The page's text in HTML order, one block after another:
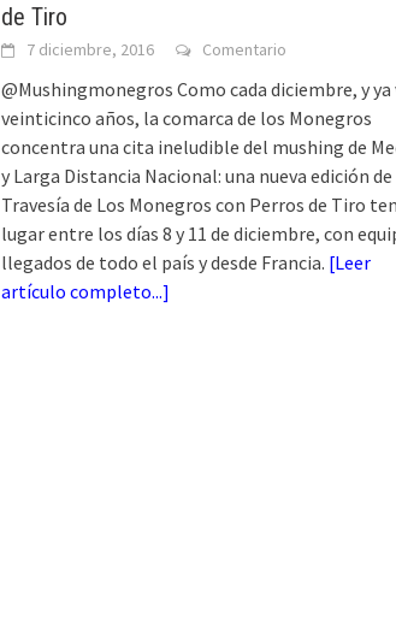
de Tiro
7 diciembre, 2016 Comentario
@Mushingmonegros Como cada diciembre, y ya
veinticinco años, la comarca de los Monegros
concentra una cita ineludible del mushing de
y Larga Distancia Nacional: una nueva edición de
Travesía de Los Monegros con Perros de Tiro
lugar entre los días 8 y 11 de diciembre, con
llegados de todo el país y desde Francia. [Leer
artículo completo...]